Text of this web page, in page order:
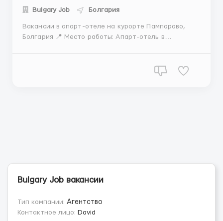
Bulgary Job Болгария
Вакансии в апарт-отеле на курорте Пампорово,
Болгария 📍 Место работы: Апарт-отель в
Bulgary Job вакансии
Тип компании: Агентство
Контактное лицо: David